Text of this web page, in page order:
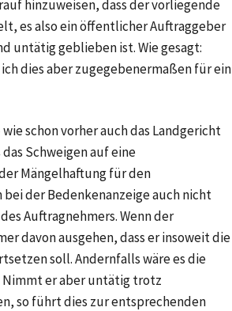
hinzuweisen, dass der vorliegende
es also ein öffentlicher Auftraggeber
untätig geblieben ist. Wie gesagt:
dies aber zugegebenermaßen für ein
schon vorher auch das Landgericht
Schweigen auf eine
Mängelhaftung für den
der Bedenkenanzeige auch nicht
Auftragnehmers. Wenn der
davon ausgehen, dass er insoweit die
soll. Andernfalls wäre es die
Nimmt er aber untätig trotz
so führt dies zur entsprechenden